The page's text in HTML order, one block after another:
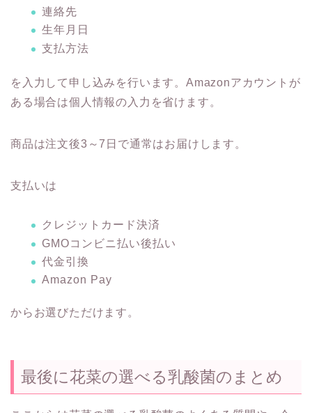
連絡先
生年月日
支払方法
を入力して申し込みを行います。Amazonアカウントが
ある場合は個人情報の入力を省けます。
商品は注文後3～7日で通常はお届けします。
支払いは
クレジットカード決済
GMOコンビニ払い後払い
代金引換
Amazon Pay
からお選びただけます。
最後に花菜の選べる乳酸菌のまとめ